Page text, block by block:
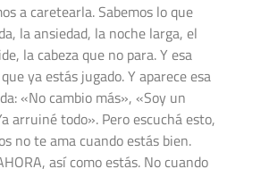
a caretearla. Sabemos lo que
la ansiedad, la noche larga, el
la cabeza que no para. Y esa
ya estás jugado. Y aparece esa
«No cambio más», «Soy un
arruiné todo». Pero escuchá esto,
no te ama cuando estás bien.
así como estás. No cuando